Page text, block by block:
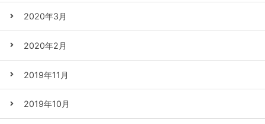
2020年3月
2020年2月
2019年11月
2019年10月